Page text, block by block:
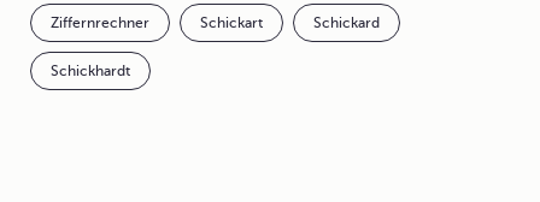
Ziffernrechner Schickart Schickard
Schickhardt